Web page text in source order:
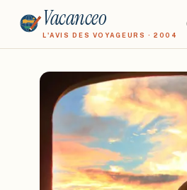
Vacanceo
L'AVIS DES VOYAGEURS · 2004